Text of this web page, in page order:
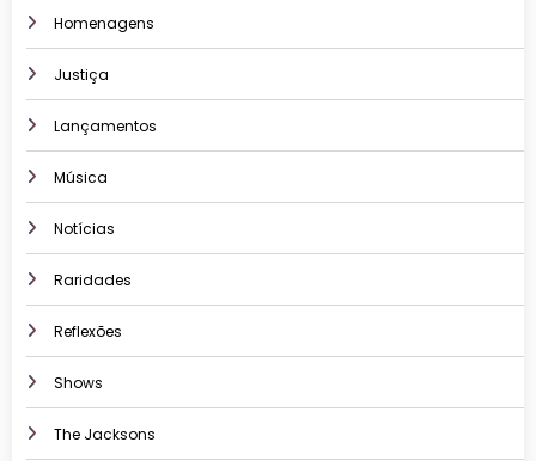
Homenagens
Justiça
Lançamentos
Música
Notícias
Raridades
Reflexões
Shows
The Jacksons